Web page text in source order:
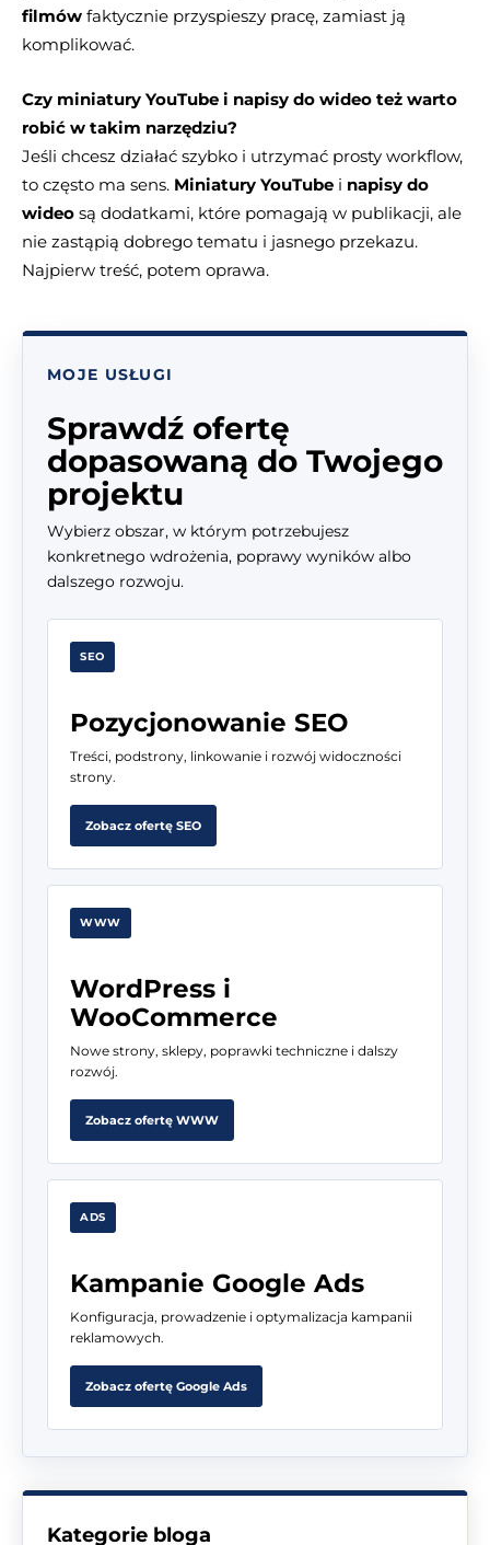
filmów faktycznie przyspieszy pracę, zamiast ją
komplikować.
Czy miniatury YouTube i napisy do wideo też warto
robić w takim narzędziu?
Jeśli chcesz działać szybko i utrzymać prosty workflow,
to często ma sens. Miniatury YouTube i napisy do
wideo są dodatkami, które pomagają w publikacji, ale
nie zastąpią dobrego tematu i jasnego przekazu.
Najpierw treść, potem oprawa.
MOJE USŁUGI
Sprawdź ofertę
dopasowaną do Twojego
projektu
Wybierz obszar, w którym potrzebujesz
konkretnego wdrożenia, poprawy wyników albo
dalszego rozwoju.
SEO
Pozycjonowanie SEO
Treści, podstrony, linkowanie i rozwój widoczności
strony.
Zobacz ofertę SEO
WWW
WordPress i
WooCommerce
Nowe strony, sklepy, poprawki techniczne i dalszy
rozwój.
Zobacz ofertę WWW
ADS
Kampanie Google Ads
Konfiguracja, prowadzenie i optymalizacja kampanii
reklamowych.
Zobacz ofertę Google Ads
Kategorie bloga